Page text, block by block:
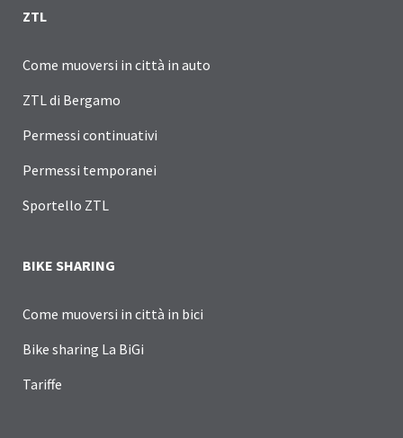
ZTL
Come muoversi in città in auto
ZTL di Bergamo
Permessi continuativi
Permessi temporanei
Sportello ZTL
BIKE SHARING
Come muoversi in città in bici
Bike sharing La BiGi
Tariffe